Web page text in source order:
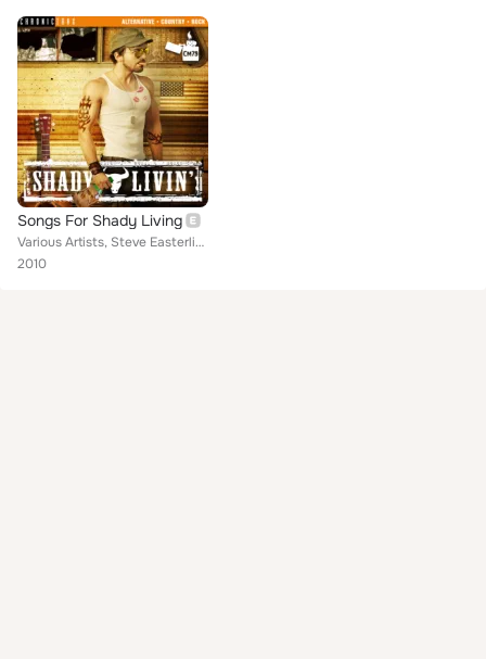
Songs For Shady Living
Various Artists, Steve Easterling, Clifford Usher, John Palmer, Daniel Krieger, George Henry Paterno, Freddy Gildersleeve, Steve...
2010